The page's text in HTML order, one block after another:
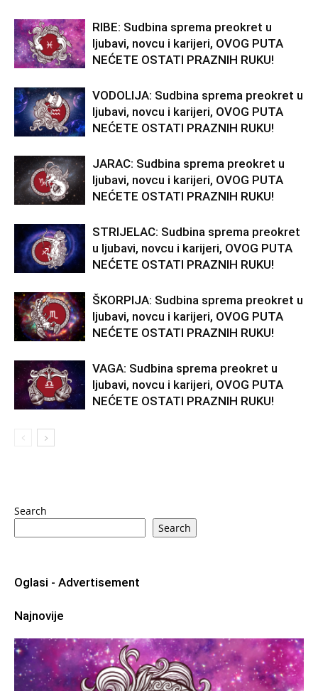
RIBE: Sudbina sprema preokret u
ljubavi, novcu i karijeri, OVOG PUTA
NEĆETE OSTATI PRAZNIH RUKU!
VODOLIJA: Sudbina sprema preokret u
ljubavi, novcu i karijeri, OVOG PUTA
NEĆETE OSTATI PRAZNIH RUKU!
JARAC: Sudbina sprema preokret u
ljubavi, novcu i karijeri, OVOG PUTA
NEĆETE OSTATI PRAZNIH RUKU!
STRIJELAC: Sudbina sprema preokret
u ljubavi, novcu i karijeri, OVOG PUTA
NEĆETE OSTATI PRAZNIH RUKU!
ŠKORPIJA: Sudbina sprema preokret u
ljubavi, novcu i karijeri, OVOG PUTA
NEĆETE OSTATI PRAZNIH RUKU!
VAGA: Sudbina sprema preokret u
ljubavi, novcu i karijeri, OVOG PUTA
NEĆETE OSTATI PRAZNIH RUKU!
Search
Search
Oglasi - Advertisement
Najnovije